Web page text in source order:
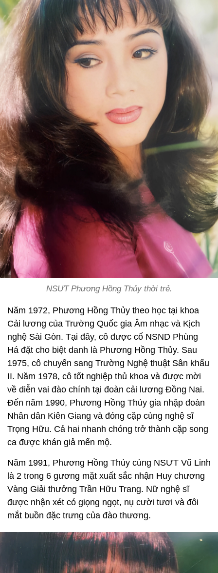
NSƯT Phương Hồng Thủy thời trẻ.
Năm 1972, Phương Hồng Thủy theo học tại khoa
Cải lương của Trường Quốc gia Âm nhạc và Kịch
nghệ Sài Gòn. Tại đây, cô được cố NSND Phùng
Há đặt cho biệt danh là Phương Hồng Thủy. Sau
1975, cô chuyển sang Trường Nghệ thuật Sân khấu
II. Năm 1978, cô tốt nghiệp thủ khoa và được mời
về diễn vai đào chính tại đoàn cải lương Đồng Nai.
Đến năm 1990, Phương Hồng Thủy gia nhập đoàn
Nhân dân Kiên Giang và đóng cặp cùng nghệ sĩ
Trọng Hữu. Cả hai nhanh chóng trở thành cặp song
ca được khán giả mến mộ.
Năm 1991, Phương Hồng Thủy cùng NSƯT Vũ Linh
là 2 trong 6 gương mặt xuất sắc nhận Huy chương
Vàng Giải thưởng Trần Hữu Trang. Nữ nghệ sĩ
được nhận xét có giọng ngọt, nụ cười tươi và đôi
mắt buồn đặc trưng của đào thương.